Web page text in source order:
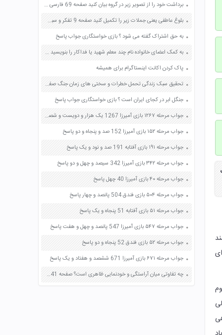
کلسیوم دارد دمای مطلوب این گیاه 22 الی
برداشت خود را از تصویر زیر در گروه بیان کنید صفحه 69 فارسی هفتم
بلوغ عاطفی یعنی جملات زیر را تکمیل کنید صفحه 9 تفکر و سبک زندگی پسران هشتم
به حق اشتراک گفته می شود ؟ بازی خواستگاری جواب پاسخ
به کمک اعضای خانواده نام چند معلم شهید یا فداکار را بنویسید صفحه 107 هدیه های آسمان چهارم
پاک کردن اکانت اینستاگرام برای همیشه
تحقیق سبک زندگی تحمل خطرات و سختی های زمان جنگ صفحه 35 آمادگی دفاعی دهم
جنگل ابر در کجای ایران است ؟ بازی خواستگاری جواب پاسخ
جواب مرحله ۱۲۶۷ بازی آمیرزا 1267 یک هزار و دویست و شصت و هفت پاسخ
جواب مرحله ۱۵۲ بازی آمیرزا 152 صد و پنجاه و دو پاسخ
جواب مرحله ۱۹۱ بازی آفتابه 191 صد و نود و یک پاسخ
جواب مرحله ۳۴۲ بازی آمیرزا 342 سیصد و چهل و دو پاسخ
جواب مرحله ۴۰ بازی آمیرزا 40 چهل پاسخ
جواب مرحله ۵۰۴ بازی فندق 504 پانصد و چهار پاسخ
جواب مرحله ۵۱ بازی آفتابه 51 پنجاه و یک پاسخ
جواب مرحله ۵۴۷ بازی آمیرزا 547 پانصد و چهل و هفت پاسخ
جواب مرحله ۵۲ بازی فندق 52 پنجاه و دو پاسخ
جواب مرحله ۶۷۱ بازی آمیرزا 671 ششصد و هفتاد و یک پاسخ
چه تفاوتی میان آراستگی و خودنمایی ظاهری است؟ صفحه 141 دین و زندگی دهم